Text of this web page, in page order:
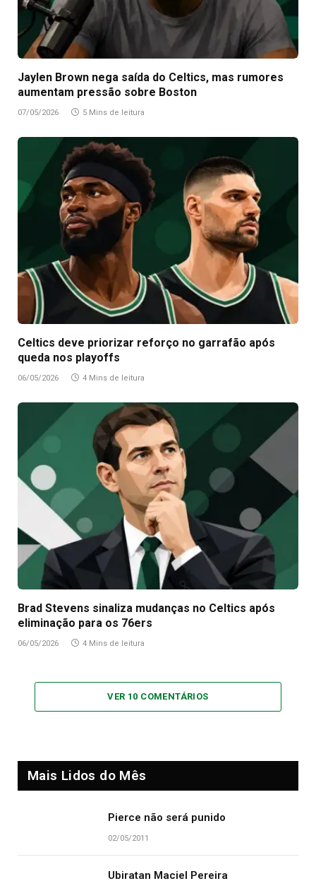
Jaylen Brown nega saída do Celtics, mas rumores
aumentam pressão sobre Boston
07/05/2026 5 Mins de leitura
Celtics deve priorizar reforço no garrafão após
queda nos playoffs
06/05/2026 4 Mins de leitura
Brad Stevens sinaliza mudanças no Celtics após
eliminação para os 76ers
06/05/2026 4 Mins de leitura
VER 10 COMENTÁRIOS
Mais Lidos do Mês
Pierce não será punido
02/05/2011
Ubiratan Maciel Pereira